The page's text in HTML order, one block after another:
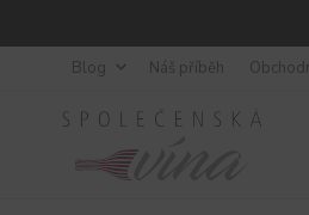
Blog Náš příběh